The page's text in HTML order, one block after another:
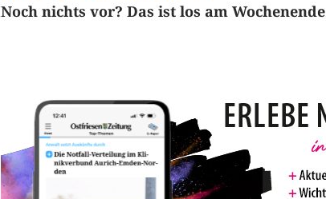
Noch nichts vor? Das ist los am Wochenende